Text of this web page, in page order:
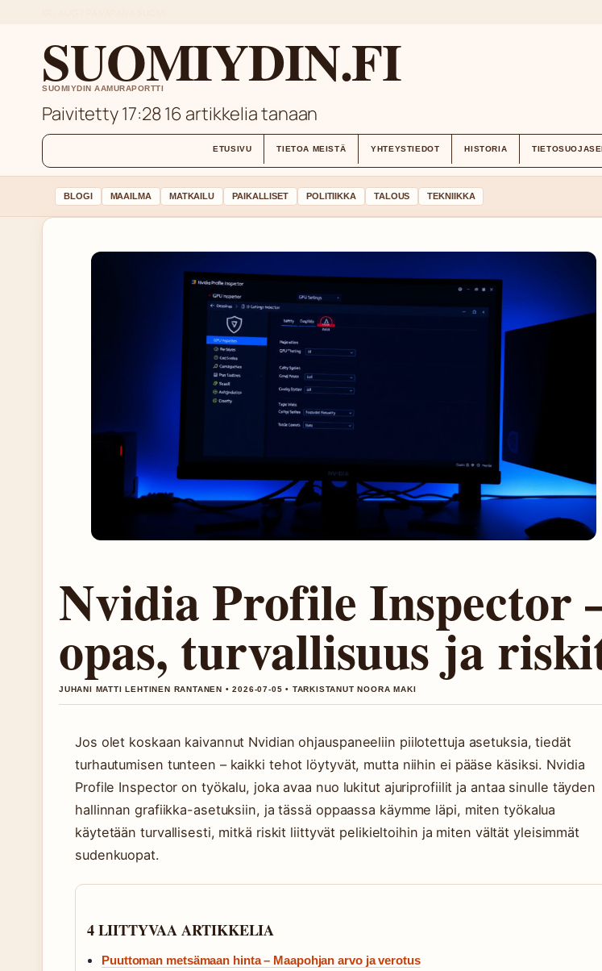
SUOMIYDIN.FI
SUOMIYDIN AAMURAPORTTI
Paivitetty 17:2816 artikkelia tanaan
ETUSIVU TIETOA MEISTÄ YHTEYSTIEDOT HISTORIA
BLOGI MAAILMA MATKAILU PAIKALLISET POLITIIKKA TALOUS TEKNIIKKA
Nvidia Profile Inspector
opas, turvallisuus ja
JUHANI MATTI LEHTINEN RANTANEN • 2026-07-05 • TARKISTANUT NOORA MAKI
Jos olet koskaan kaivannut Nvidian ohjauspaneeliin piilotettuja asetuksia, tiedät
turhautumisen tunteen – kaikki tehot löytyvät, mutta niihin ei pääse käsiksi. Nvidia
Profile Inspector on työkalu, joka avaa nuo lukitut ajuriprofiilit ja antaa sinulle täyden
hallinnan grafiikka-asetuksiin, ja tässä oppaassa käymme läpi, miten työkalua
käytetään turvallisesti, mitkä riskit liittyvät pelikieltoihin ja miten vältät yleisimmät
sudenkuopat.
4 LIITTYVAA ARTIKKELIA
Puuttoman metsämaan hinta – Maapohjan arvo ja verotus